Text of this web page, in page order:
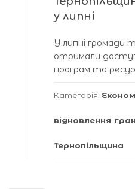
у липні
У липні громади
отримали
програм та
Категорія:
відновлення
Тернопільщина